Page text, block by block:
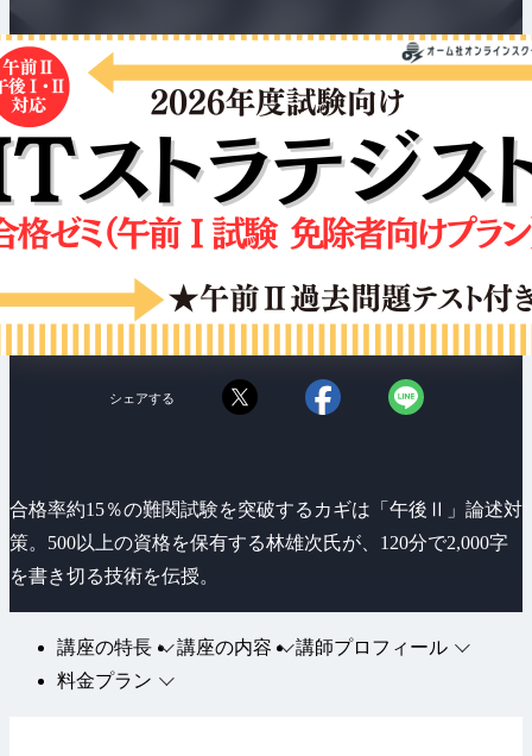
シェアする
合格率約15％の難関試験を突破するカギは「午後Ⅱ」論述対
策。500以上の資格を保有する林雄次氏が、120分で2,000字
を書き切る技術を伝授。
講座の特長 講座の内容
講師プロフィール
料金プラン